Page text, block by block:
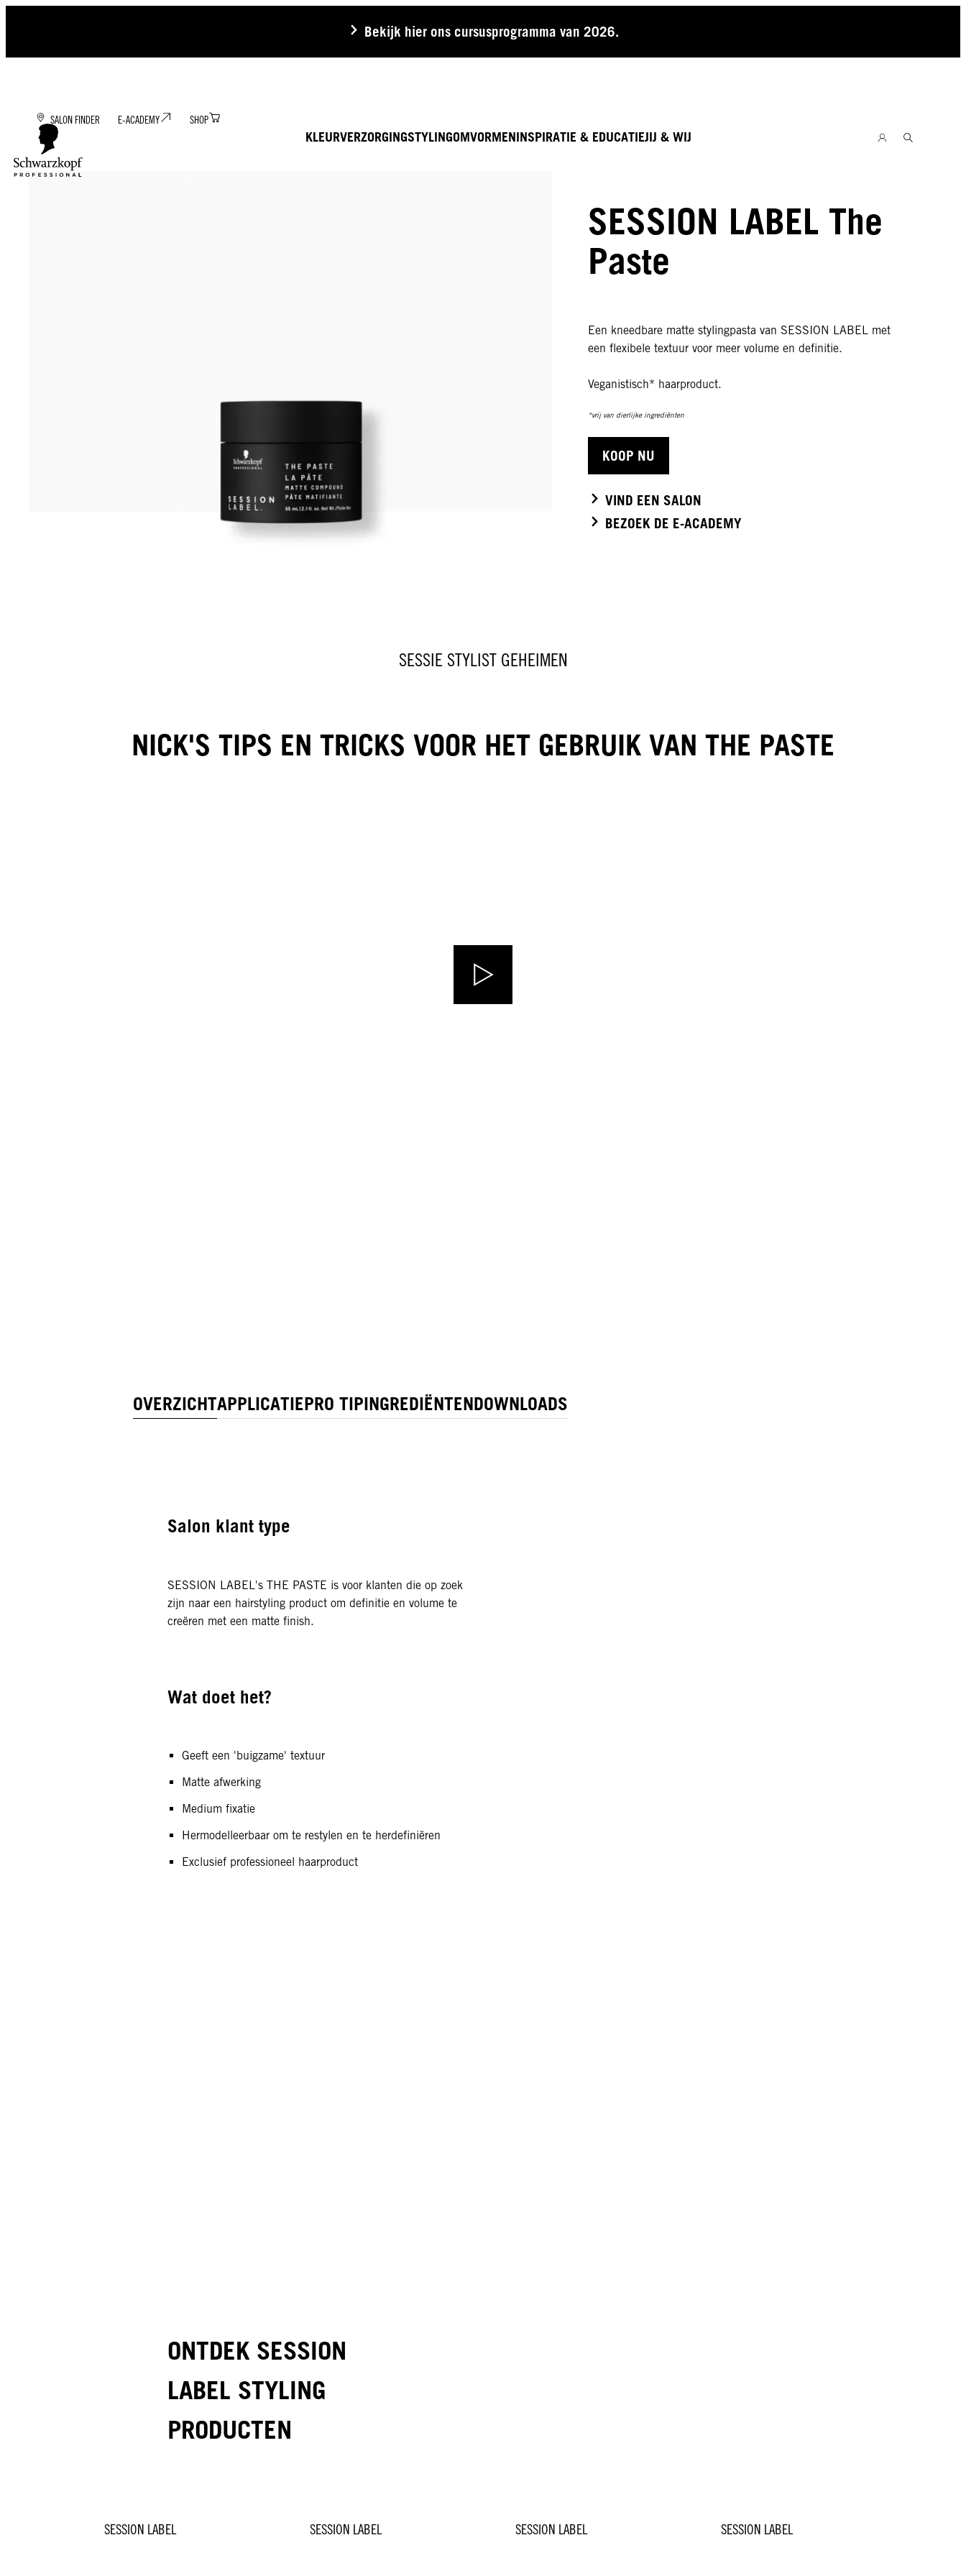
Bekijk hier ons cursusprogramma van 2026.
KLEURVERZORGINGSTYLINGOMVORMENINSPIRATIE & EDUCATIEJIJ & WIJ
SALON FINDER E-ACADEMY SHOP
SESSION LABEL The
Paste
Een kneedbare matte stylingpasta van SESSION LABEL met
een flexibele textuur voor meer volume en definitie.
Veganistisch* haarproduct.
*vrij van dierlijke ingrediënten
KOOP NU
VIND EEN SALON
BEZOEK DE E-ACADEMY
SESSIE STYLIST GEHEIMEN
NICK'S TIPS EN TRICKS VOOR HET GEBRUIK VAN THE PASTE
OVERZICHTAPPLICATIEPRO TIPINGREDIËNTENDOWNLOADS
Salon klant type
SESSION LABEL's THE PASTE is voor klanten die op zoek
zijn naar een hairstyling product om definitie en volume te
creëren met een matte finish.
Wat doet het?
Geeft een 'buigzame' textuur
Matte afwerking
Medium fixatie
Hermodelleerbaar om te restylen en te herdefiniëren
Exclusief professioneel haarproduct
ONTDEK SESSION
LABEL STYLING
PRODUCTEN
SESSION LABEL SESSION LABEL SESSION LABEL SESSION LABEL